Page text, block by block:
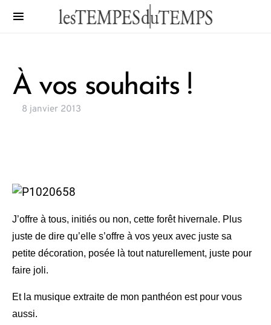
À vos souhaits !
8 janvier 2013
J’offre à tous, initiés ou non, cette forêt hivernale. Plus
juste de dire qu’elle s’offre à vos yeux avec juste sa
petite décoration, posée là tout naturellement, juste pour
faire joli.
Et la musique extraite de mon panthéon est pour vous
aussi.